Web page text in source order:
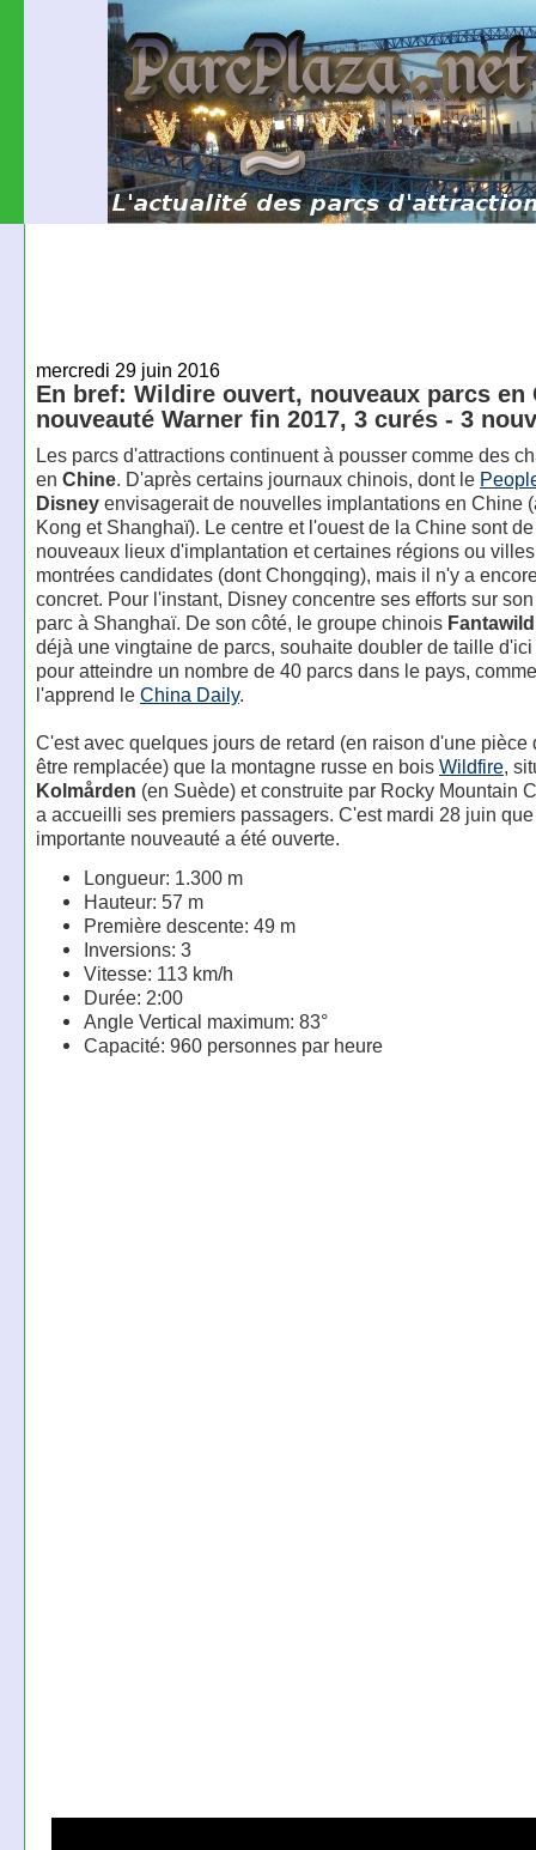
mercredi 29 juin 2016
En bref: Wildire ouvert, nouveaux parcs en
nouveauté Warner fin 2017, 3 curés - 3
Les parcs d'attractions continuent à pousser comme des
en Chine. D'après certains journaux chinois, dont le
Disneyenvisagerait de nouvelles implantations en Chine
Kong et Shanghaï). Le centre et l'ouest de la Chine sont
nouveaux lieux d'implantation et certaines régions ou
montrées candidates (dont Chongqing), mais il n'y a
concret. Pour l'instant, Disney concentre ses efforts sur
parc à Shanghaï. De son côté, le groupe chinois Fantawild
déjà une vingtaine de parcs, souhaite doubler de taille
pour atteindre un nombre de 40 parcs dans le pays,
l'apprend le China Daily.
C'est avec quelques jours de retard (en raison d'une pièce
être remplacée) que la montagne russe en bois Wildfire,
Kolmården (en Suède) et construite par Rocky Mountain
a accueilli ses premiers passagers. C'est mardi 28 juin
importante nouveauté a été ouverte.
Longueur: 1.300 m
Hauteur: 57 m
Première descente: 49 m
Inversions: 3
Vitesse: 113 km/h
Durée: 2:00
Angle Vertical maximum: 83°
Capacité: 960 personnes par heure